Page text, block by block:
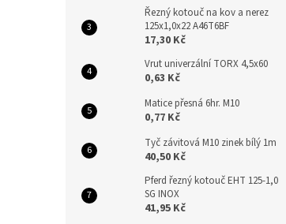
Řezný kotouč na kov a nerez
125x1,0x22 A46T6BF
17,30 Kč
Vrut univerzální TORX 4,5x60
0,63 Kč
Matice přesná 6hr. M10
0,77 Kč
Tyč závitová M10 zinek bílý 1m
40,50 Kč
Pferd řezný kotouč EHT 125-1,0
SG INOX
41,95 Kč